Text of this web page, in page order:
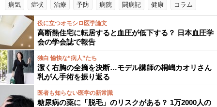
病気 症状 治療 予防 病院 闘病記 健康 コラム
役に立つオモシロ医学論文
高断熱住宅に転居すると血圧が低下する？ 日本血圧学
会の学会誌で報告
独白 愉快な“病人”たち
潔く右胸の全摘を決断…モデル講師の桐嶋カオリさん
乳がん手術を振り返る
医者も知らない医学の新常識
糖尿病の薬に「脱毛」のリスクがある？ 1万2000人の